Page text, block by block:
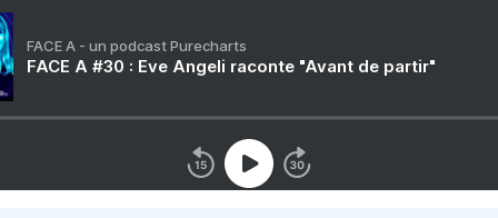
FACE A - un podcast Purecharts
FACE A #30 : Eve Angeli raconte "Avant de partir"